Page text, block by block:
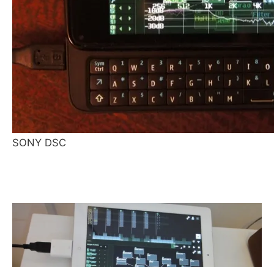
SONY DSC